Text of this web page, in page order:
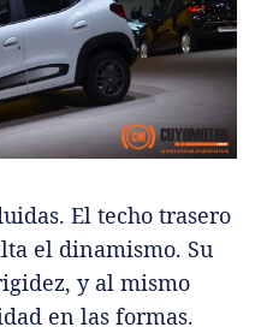
El techo trasero
el dinamismo. Su
y al mismo
en las formas.